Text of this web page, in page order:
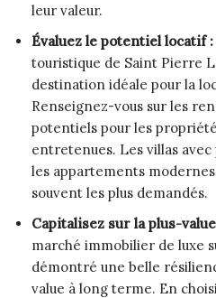
leur valeur.
Évaluez le potentiel locatif :
touristique de Saint Pierre
destination idéale pour la
Renseignez-vous sur les
potentiels pour les
entretenues. Les villas
les appartements
souvent les plus demandés.
Capitalisez sur la plus-
marché immobilier de luxe
démontré une belle
value à long terme. En